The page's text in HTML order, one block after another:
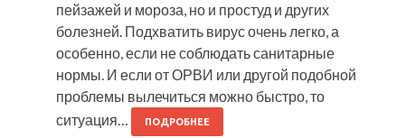
пейзажей и мороза, но и простуд и других
болезней. Подхватить вирус очень легко, а
особенно, если не соблюдать санитарные
нормы. И если от ОРВИ или другой подобной
проблемы вылечиться можно быстро, то
ситуация…
ПОДРОБНЕЕ